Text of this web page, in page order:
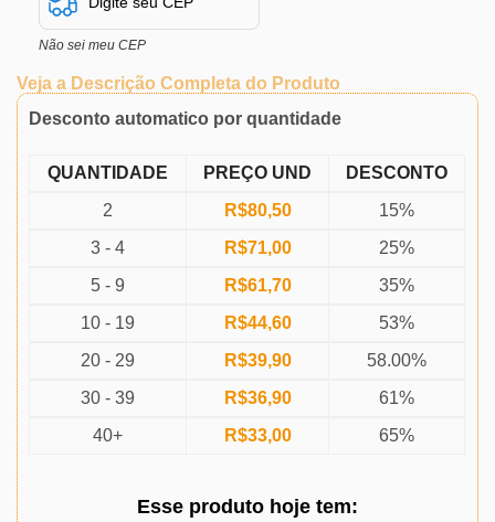
Não sei meu CEP
Veja a Descrição Completa do Produto
Desconto automatico por quantidade
QUANTIDADE PREÇO UND
DESCONTO
2
R$80,50
15%
3 - 4
R$71,00
25%
5 - 9
R$61,70
35%
10 - 19
R$44,60
53%
20 - 29
R$39,90
58.00%
30 - 39
R$36,90
61%
40+
R$33,00 65%
Esse produto hojetem: